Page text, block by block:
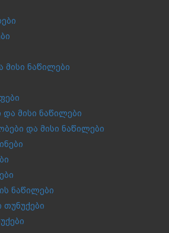
მისი ნაწილები
და მისი ნაწილები
და მისი ნაწილები
ნაწილები